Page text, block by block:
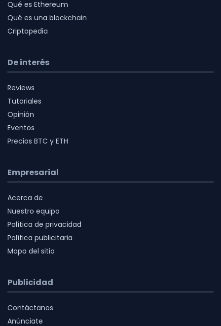
Qué es Ethereum
Qué es una blockchain
Criptopedia
De interés
Reviews
Tutoriales
Opinión
Eventos
Precios BTC y ETH
Empresarial
Acerca de
Nuestro equipo
Política de privacidad
Política publicitaria
Mapa del sitio
Publicidad
Contáctanos
Anúnciate